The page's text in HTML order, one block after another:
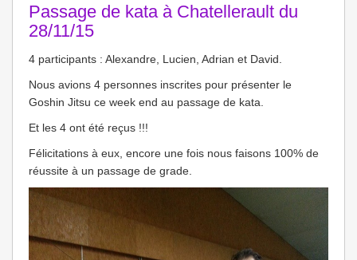
Passage de kata à Chatellerault du
28/11/15
4 participants : Alexandre, Lucien, Adrian et David.
Nous avions 4 personnes inscrites pour présenter le
Goshin Jitsu ce week end au passage de kata.
Et les 4 ont été reçus !!!
Félicitations à eux, encore une fois nous faisons 100% de
réussite à un passage de grade.